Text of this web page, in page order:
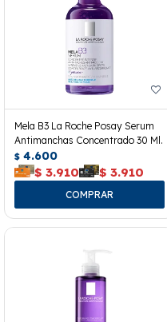
Mela B3 La Roche Posay Serum
Antimanchas Concentrado 30 Ml.
$ 4.600
$ 3.910 $ 3.910